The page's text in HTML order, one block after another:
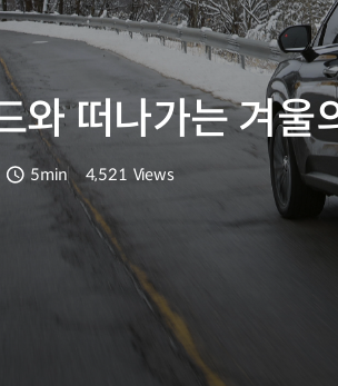
와 떠나가는 겨울
5min
조회수
4,521 Views